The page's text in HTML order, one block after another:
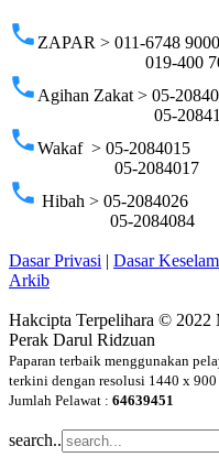
phone ZAPAR > 011-6748 9000
019-400
phone Agihan Zakat > 05-
05-
phoneWakaf > 05-2084015
05-2084017
phone Hibah > 05-2084026
05-2084084
Dasar Privasi | Dasar
Arkib
Hakcipta Terpelihara © 2022
Perak Darul Ridzuan
Paparan terbaik menggunakan
terkini dengan resolusi 1440 x
Jumlah Pelawat : 64639451
search..